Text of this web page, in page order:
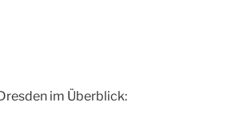
im Überblick: